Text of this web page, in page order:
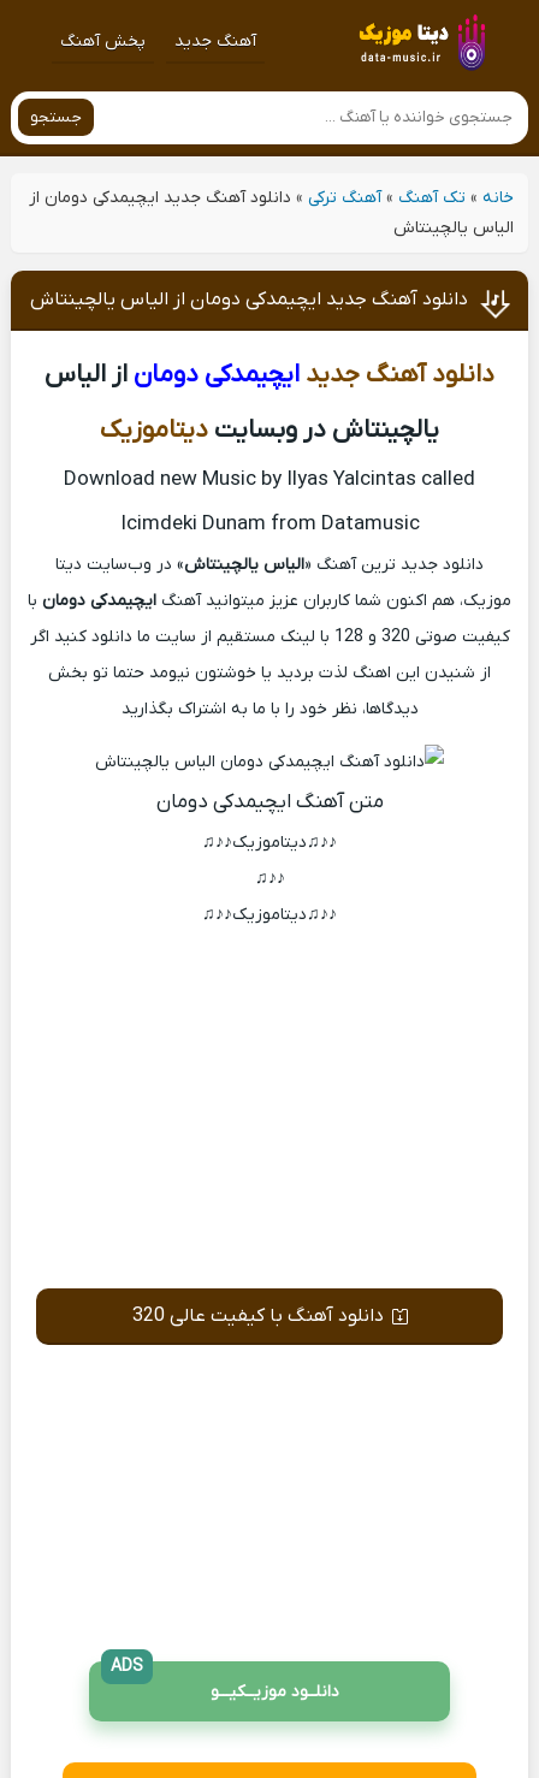
آهنگ جدید پخش آهنگ
جستجو
خانه» تک آهنگ »آهنگ ترکی» دانلود آهنگ جدید ایچیمدکی دومان از
الیاس یالچینتاش
دانلود آهنگ جدید ایچیمدکی دومان از الیاس یالچینتاش
دانلود آهنگ جدید ایچیمدکی دومان از الیاس
یالچینتاش در وبسایت دیتاموزیک
Download new Music by Ilyas Yalcintas called
Icimdeki Dunam from Datamusic
دانلود جدید ترین آهنگ «الیاس یالچینتاش» در وب‌سایت دیتا
موزیک، هم اکنون شما کاربران عزیز میتوانید آهنگ ایچیمدکی دومان با
کیفیت صوتی 320 و 128 با لینک مستقیم از سایت ما دانلود کنید اگر
از شنیدن این اهنگ لذت بردید یا خوشتون نیومد حتما تو بخش
دیدگاها، نظر خود را با ما به اشتراک بگذارید
متن آهنگ ایچیمدکی دومان
♪♪♫دیتاموزیک♪♪♫
♪♪♫
♪♪♫دیتاموزیک♪♪♫
دانلود آهنگ با کیفیت عالی 320
دانلــود موزیــکیـــو
ADS